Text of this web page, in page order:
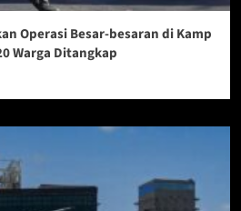
Operasi Besar-besaran di Kamp
Warga Ditangkap